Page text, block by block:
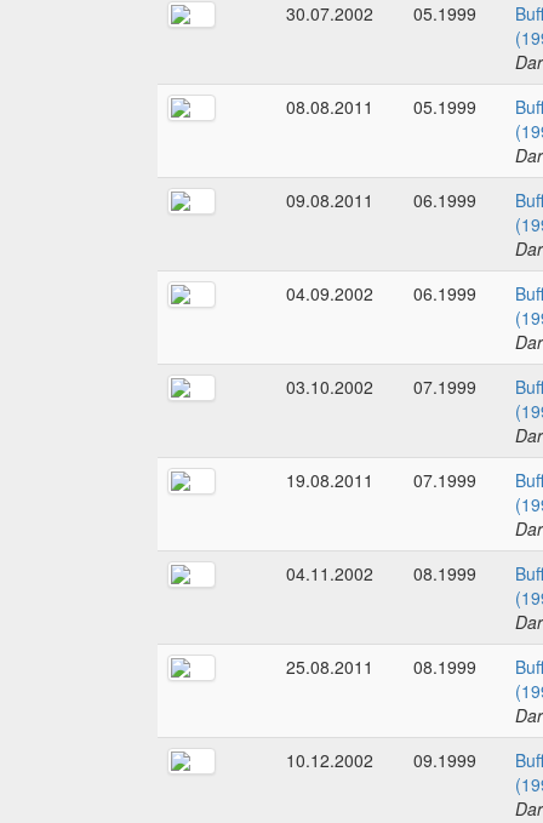
30.07.2002
05.1999
08.08.2011
05.1999
09.08.2011
06.1999
04.09.2002
06.1999
03.10.2002
07.1999
19.08.2011
07.1999
04.11.2002
08.1999
25.08.2011
08.1999
10.12.2002
09.1999